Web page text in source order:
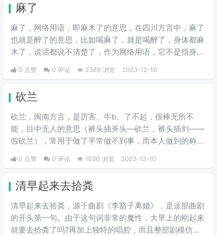
麻了
麻了，网络用语，即麻木了的意思，在四川方言中，麻了
也就是醉了的意思，比如喝麻了，就是喝醉了，身体都麻
木了，说话都说不清楚了，作为网络用语，它不是指身体
上的麻痹，而是精神上的麻木，指经历了太多类似的事
情，再遇到时已经激情不起来了，或用于强调程度之深。
0 点赞 0 评论 2389 浏览 2023-12-10
砍兰
砍兰，闽南方言，是厉害、牛b、了不起，很棒无所不
能，目中无人的意思（裤头插斧头—砍兰，裤头插剑——
假砍兰），常用于做了平常做不到事，而本人做到的称
0 点赞 0 评论 1636 浏览 2023-12-10
清早起来去拾粪
清早起来去拾粪，源于曲剧《李豁子离婚》，是这部曲剧
的开头第一句。由于这句词非常的魔性，大早上的刚起来
就要去拾粪了吗?再加上独特的唱腔，而且整部剧模仿起